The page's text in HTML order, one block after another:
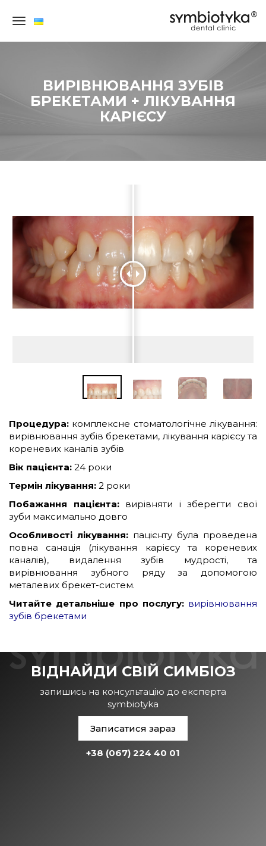
×
ДИТЯЧА
СТОМАТОЛОГІЯ
ПРО
НАС
ЦІНИ
КОНТАКТИ
ВИРІВНЮВАННЯ ЗУБІВ
БРЕКЕТАМИ + ЛІКУВАННЯ
КАРІЄСУ
Процедура: комплексне стоматологічне лікування:
вирівнювання зубів брекетами, лікування карієсу та
кореневих каналів зубів
Вік пацієнта: 24 роки
Термін лікування: 2 роки
Побажання пацієнта:вирівняти і зберегти свої
зуби максимально довго
Особливості лікування: пацієнту була проведена
повна санація (лікування карієсу та кореневих
каналів), видалення зубів мудрості, та
вирівнювання зубного ряду за допомогою
металевих брекет-систем.
Читайте детальніше про послугу: вирівнювання
зубів брекетами
ВІДНАЙДИ СВІЙ СИМБІОЗ
запишись на консультацію до експерта
symbiotyka
Записатися зараз
+38 (067) 224 40 01